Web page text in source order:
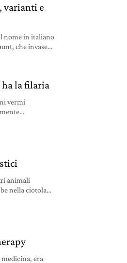
varianti e
nome in italiano
che invase
la filaria
vermi
animali
nella ciotola
era